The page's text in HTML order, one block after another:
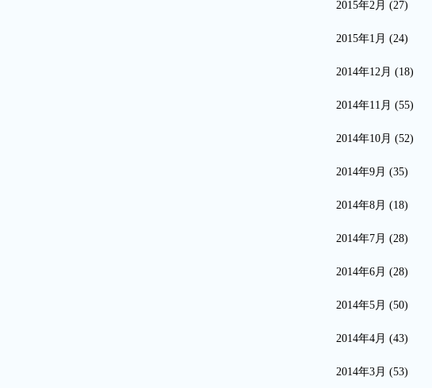
2015年2月 (27)
2015年1月 (24)
2014年12月 (18)
2014年11月 (55)
2014年10月 (52)
2014年9月 (35)
2014年8月 (18)
2014年7月 (28)
2014年6月 (28)
2014年5月 (50)
2014年4月 (43)
2014年3月 (53)